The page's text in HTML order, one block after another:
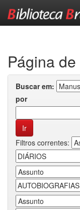
Página
Buscar em:
por
Filtros correntes: